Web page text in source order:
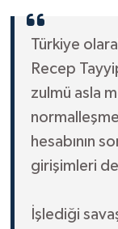
Türkiye
Recep
zulmü asla
hesabının
girişimleri
İşlediği